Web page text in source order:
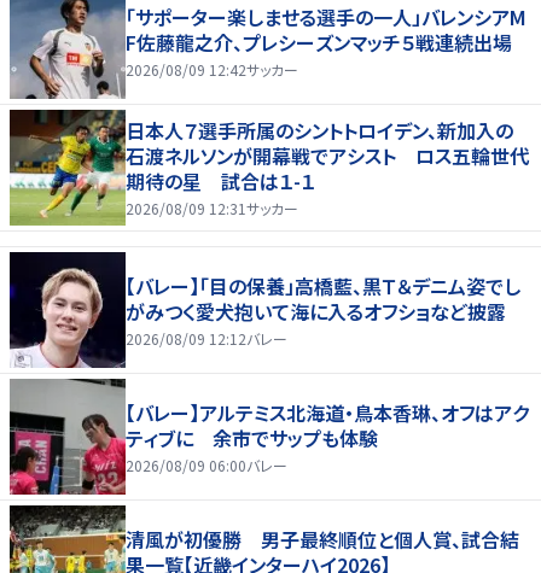
「サポーター楽しませる選手の一人」バレンシアM
F佐藤龍之介、プレシーズンマッチ５戦連続出場
2026/08/09 12:42サッカー
日本人７選手所属のシントトロイデン、新加入の
石渡ネルソンが開幕戦でアシスト ロス五輪世代
期待の星 試合は１-１
2026/08/09 12:31サッカー
【バレー】「目の保養」高橋藍、黒Ｔ＆デニム姿でし
がみつく愛犬抱いて海に入るオフショなど披露
2026/08/09 12:12バレー
【バレー】アルテミス北海道・鳥本香琳、オフはアク
ティブに 余市でサップも体験
2026/08/09 06:00バレー
清風が初優勝 男子最終順位と個人賞、試合結
果一覧【近畿インターハイ2026】